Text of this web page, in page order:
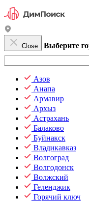
Close Выберите
Азов
Анапа
Армавир
Архыз
Астрахань
Балаково
Буйнакск
Владикавказ
Волгоград
Волгодонск
Волжский
Геленджик
Горячий ключ